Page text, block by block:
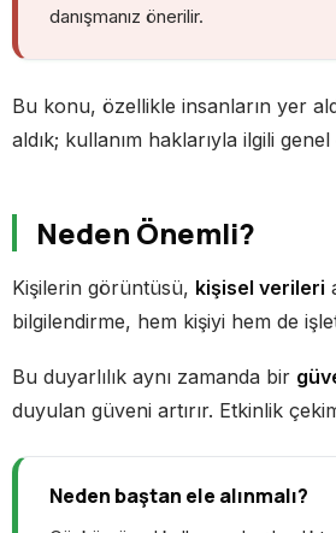
danışmanız önerilir.
Bu konu, özellikle insanların yer
aldık; kullanım haklarıyla ilgili
Neden Önemli?
Kişilerin görüntüsü, kişisel verileri
bilgilendirme, hem kişiyi hem de
Bu duyarlılık aynı zamanda bir
duyulan güveni artırır. Etkinlik
Neden baştan ele alınmalı?